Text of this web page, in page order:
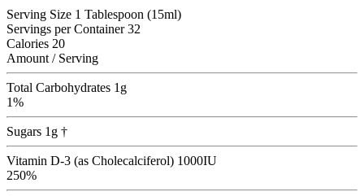
Serving Size 1 Tablespoon (15ml)
Servings per Container 32
Calories 20
Amount / Serving
Total Carbohydrates 1g
1%
Sugars 1g †
Vitamin D-3 (as Cholecalciferol) 1000IU
250%